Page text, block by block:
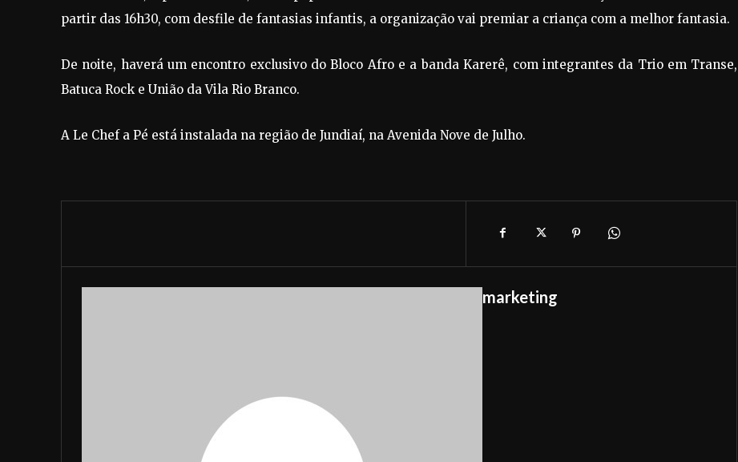
partir das 16h30, com desfile de fantasias infantis, a organização vai premiar a criança com a melhor fantasia.
De noite, haverá um encontro exclusivo do Bloco Afro e a banda Karerê, com integrantes da Trio em Transe,
Batuca Rock e União da Vila Rio Branco.
A Le Chef a Pé está instalada na região de Jundiaí, na Avenida Nove de Julho.
marketing